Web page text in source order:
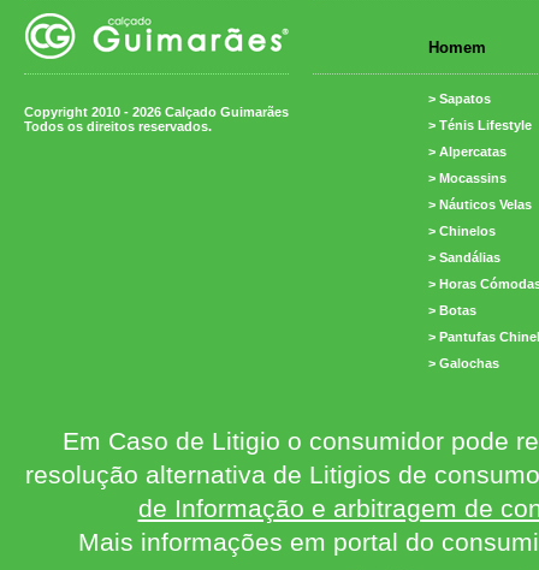
Copyright 2010 - 2026 Calçado Guimarães
Todos os direitos reservados.
Homem
> Sapatos
> Ténis Lifestyle
> Alpercatas
> Mocassins
> Náuticos Velas
> Chinelos
> Sandálias
> Horas
> Botas
> Pantufas
> Galochas
Em Caso de Litigio o consumidor pode
resolução alternativa de Litigios de
de Informação e arbitragem de
Mais informações em portal do